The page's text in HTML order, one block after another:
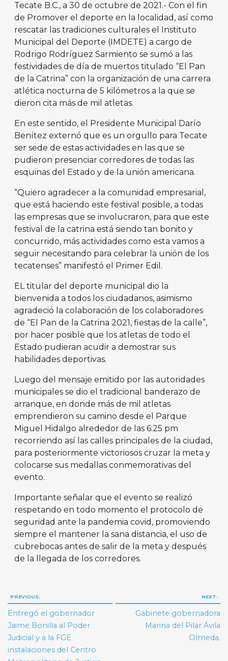
Tecate B.C., a 30 de octubre de 2021.- Con el fin
de Promover el deporte en la localidad, así como
rescatar las tradiciones culturales el Instituto
Municipal del Deporte (IMDETE) a cargo de
Rodrigo Rodríguez Sarmiento se sumó a las
festividades de día de muertos titulado “El Pan
de la Catrina” con la organización de una carrera
atlética nocturna de 5 kilómetros a la que se
dieron cita más de mil atletas.
En este sentido, el Presidente Municipal Darío
Benítez externó que es un orgullo para Tecate
ser sede de estas actividades en las que se
pudieron presenciar corredores de todas las
esquinas del Estado y de la unión americana.
“Quiero agradecer a la comunidad empresarial,
que está haciendo este festival posible, a todas
las empresas que se involucraron, para que este
festival de la catrina está siendo tan bonito y
concurrido, más actividades como esta vamos a
seguir necesitando para celebrar la unión de los
tecatenses” manifestó el Primer Edil.
EL titular del deporte municipal dio la
bienvenida a todos los ciudadanos, asimismo
agradeció la colaboración de los colaboradores
de “El Pan de la Catrina 2021, fiestas de la calle”,
por hacer posible que los atletas de todo el
Estado pudieran acudir a demostrar sus
habilidades deportivas.
Luego del mensaje emitido por las autoridades
municipales se dio el tradicional banderazo de
arranque, en donde más de mil atletas
emprendieron su camino desde el Parque
Miguel Hidalgo alrededor de las 6:25 pm
recorriendo así las calles principales de la ciudad,
para posteriormente victoriosos cruzar la meta y
colocarse sus medallas conmemorativas del
evento.
Importante señalar que el evento se realizó
respetando en todo momento el protocolo de
seguridad ante la pandemia covid, promoviendo
siempre el mantener la sana distancia, el uso de
cubrebocas antes de salir de la meta y después
de la llegada de los corredores.
Navegación
de
entradas
PREVIOUS:
Entregó el gobernador
Jaime Bonilla al Poder
Judicial y a la FGE
instalaciones del Centro
NEXT:
Gabinete gobernadora
Marina del Pilar Ávila
Olmeda.